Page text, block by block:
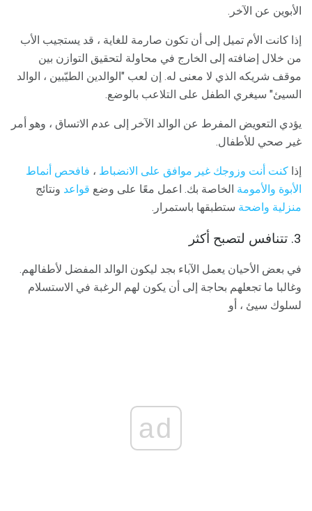
الأبوين عن الآخر.
إذا كانت الأم تميل إلى أن تكون صارمة للغاية ، قد يستجيب الأب
من خلال إضافته إلى الخارج في محاولة لتحقيق التوازن بين
موقف شريكه الذي لا معنى له. إن لعب "الوالدين الطيّبين ، الوالد
السيئ" سيغري الطفل على التلاعب بالوضع.
يؤدي التعويض المفرط عن الوالد الآخر إلى عدم الاتساق ، وهو أمر
غير صحي للأطفال.
إذا كنت أنت وزوجك غير موافق على الانضباط ، فافحص أنماط
الأبوة والأمومة الخاصة بك. اعمل معًا على وضع قواعد ونتائج
منزلية واضحة ستطبقها باستمرار.
3. تتنافس لتصبح أكثر
في بعض الأحيان يعمل الآباء بجد ليكون الوالد المفضل لأطفالهم.
وغالبا ما تجعلهم بحاجة إلى أن يكون لهم الرغبة في الاستسلام
لسلوك سيئ ، أو
ad